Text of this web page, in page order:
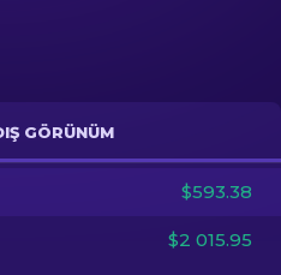
GÖRÜNÜM
$593.38
$2 015.95